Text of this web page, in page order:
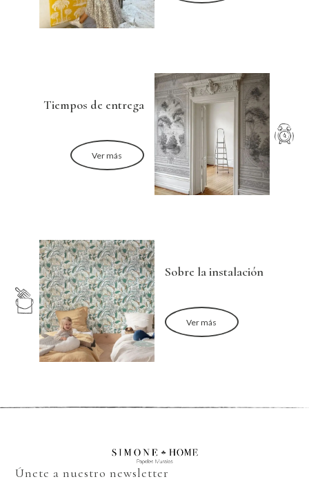
Tiempos de entrega
Ver más
Sobre la instalación
Ver más
Únete a nuestro newsletter